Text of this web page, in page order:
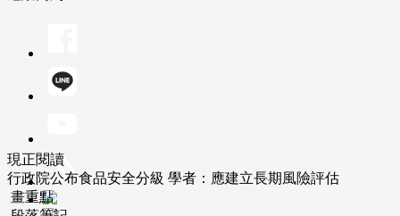
現正閱讀
行政院公布食品安全分級 學者：應建立長期風險評估
畫重點